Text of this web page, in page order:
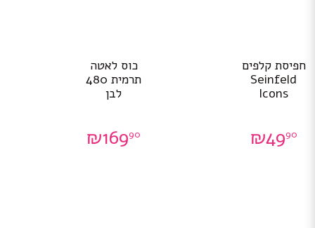
חפיסת קלפים
Seinfeld
Icons
₪4990
כוס לאטה
תרמית 480
לבן
₪16990